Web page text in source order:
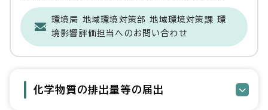
環境局 地域環境対策部 地域環境対策課 環
境影響評価担当へのお問い合わせ
化学物質の排出量等の届出